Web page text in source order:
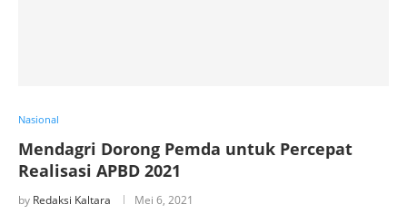
Nasional
Mendagri Dorong Pemda untuk Percepat
Realisasi APBD 2021
by Redaksi Kaltara Mei 6, 2021